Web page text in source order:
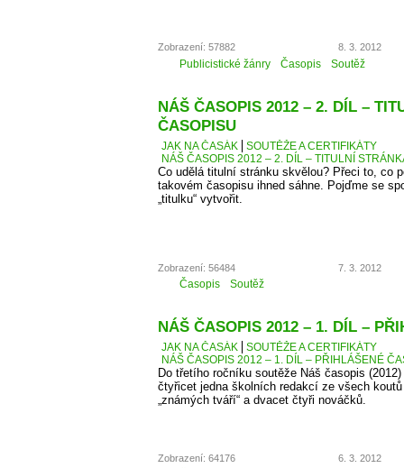
Zobrazení: 57882 8. 3. 2012
Publicistické žánry Časopis Soutěž
NÁŠ ČASOPIS 2012 – 2. DÍL –
ČASOPISU
JAK NA ČASÁK
SOUTĚŽE A CERTIFIKÁTY
NÁŠ ČASOPIS 2012 – 2. DÍL – TITULNÍ
Co udělá titulní stránku skvělou? Přeci to, co
takovém časopisu ihned sáhne. Pojďme se
„titulku“ vytvořit.
Zobrazení: 56484 7. 3. 2012
Časopis Soutěž
NÁŠ ČASOPIS 2012 – 1. DÍL –
JAK NA ČASÁK
SOUTĚŽE A CERTIFIKÁTY
NÁŠ ČASOPIS 2012 – 1. DÍL – PŘIHLÁŠENÉ
Do třetího ročníku soutěže Náš časopis
čtyřicet jedna školních redakcí ze všech
„známých tváří“ a dvacet čtyři nováčků.
Zobrazení: 64176 6. 3. 2012